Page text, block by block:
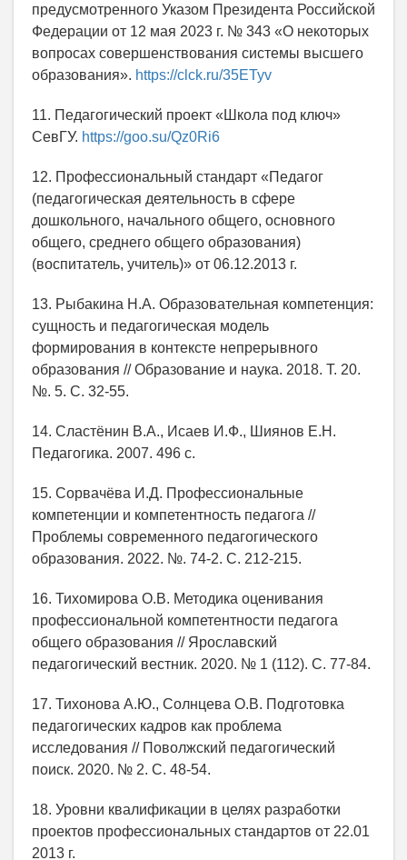
предусмотренного Указом Президента Российской
Федерации от 12 мая 2023 г. № 343 «О некоторых
вопросах совершенствования системы высшего
образования». https://clck.ru/35ETyv
11. Педагогический проект «Школа под ключ»
СевГУ. https://goo.su/Qz0Ri6
12. Профессиональный стандарт «Педагог
(педагогическая деятельность в сфере
дошкольного, начального общего, основного
общего, среднего общего образования)
(воспитатель, учитель)» от 06.12.2013 г.
13. Рыбакина Н.А. Образовательная компетенция:
сущность и педагогическая модель
формирования в контексте непрерывного
образования // Образование и наука. 2018. Т. 20.
№. 5. С. 32-55.
14. Сластёнин В.А., Исаев И.Ф., Шиянов Е.Н.
Педагогика. 2007. 496 с.
15. Сорвачёва И.Д. Профессиональные
компетенции и компетентность педагога //
Проблемы современного педагогического
образования. 2022. №. 74-2. С. 212-215.
16. Тихомирова О.В. Методика оценивания
профессиональной компетентности педагога
общего образования // Ярославский
педагогический вестник. 2020. № 1 (112). С. 77-84.
17. Тихонова А.Ю., Солнцева О.В. Подготовка
педагогических кадров как проблема
исследования // Поволжский педагогический
поиск. 2020. № 2. С. 48-54.
18. Уровни квалификации в целях разработки
проектов профессиональных стандартов от 22.01
2013 г.